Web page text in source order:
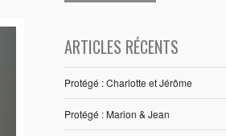
ARTICLES RÉCENTS
Protégé : Charlotte et Jérôme
Protégé : Marion & Jean